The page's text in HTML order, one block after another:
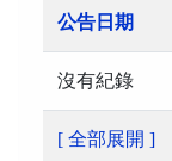
公告日期
沒有紀錄
[ 全部展開 ]